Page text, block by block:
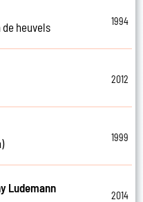
de heuvels
1994
2012
1999
Ludemann
2014